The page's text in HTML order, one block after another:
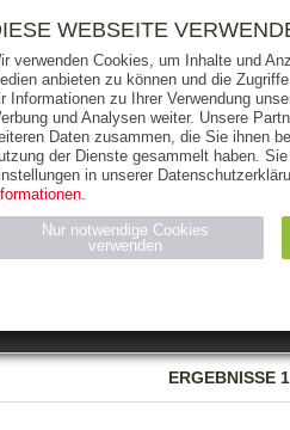
AUSGABEART
ERGEBNISSE1
AUDIO-CDS MP3 NON-BOOKS
THEMEN
RIGHTS PRESSE
WEBSEITE
verwenden Cookies, um Inhalte und
anbieten zu können und die
Informationen zu Ihrer Verwendung
und Analysen weiter. Unsere
Daten zusammen, die Sie ihnen
der Dienste gesammelt haben.
in unserer
Nur notwendige Cookies
verwenden
Anbieter Zweck
Wird für die